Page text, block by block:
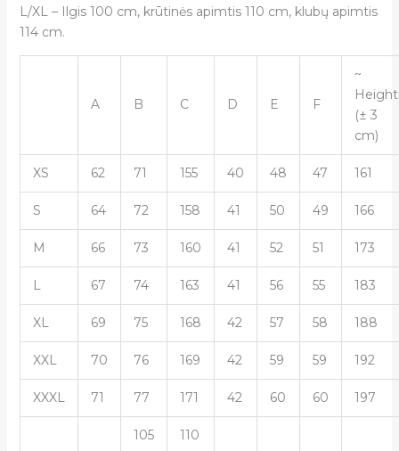
L/XL – Ilgis 100 cm, krūtinės apimtis 110 cm, klubų apimtis
114 cm.
A B C D E F
~
Height
(± 3
cm)
XS 62 71 155 40 48 47 161
S 64 72 158 41 50 49 166
M 66 73 160 41 52 51 173
L 67 74 163 41 56 55 183
XL 69 75 168 42 57 58 188
XXL 70 76 169 42 59 59 192
XXXL 71 77 171 42 60 60 197
105 110